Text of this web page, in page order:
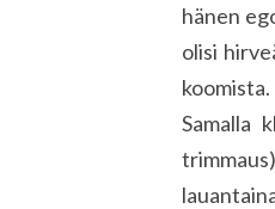
hänen
olisi
koomista.
Samalla